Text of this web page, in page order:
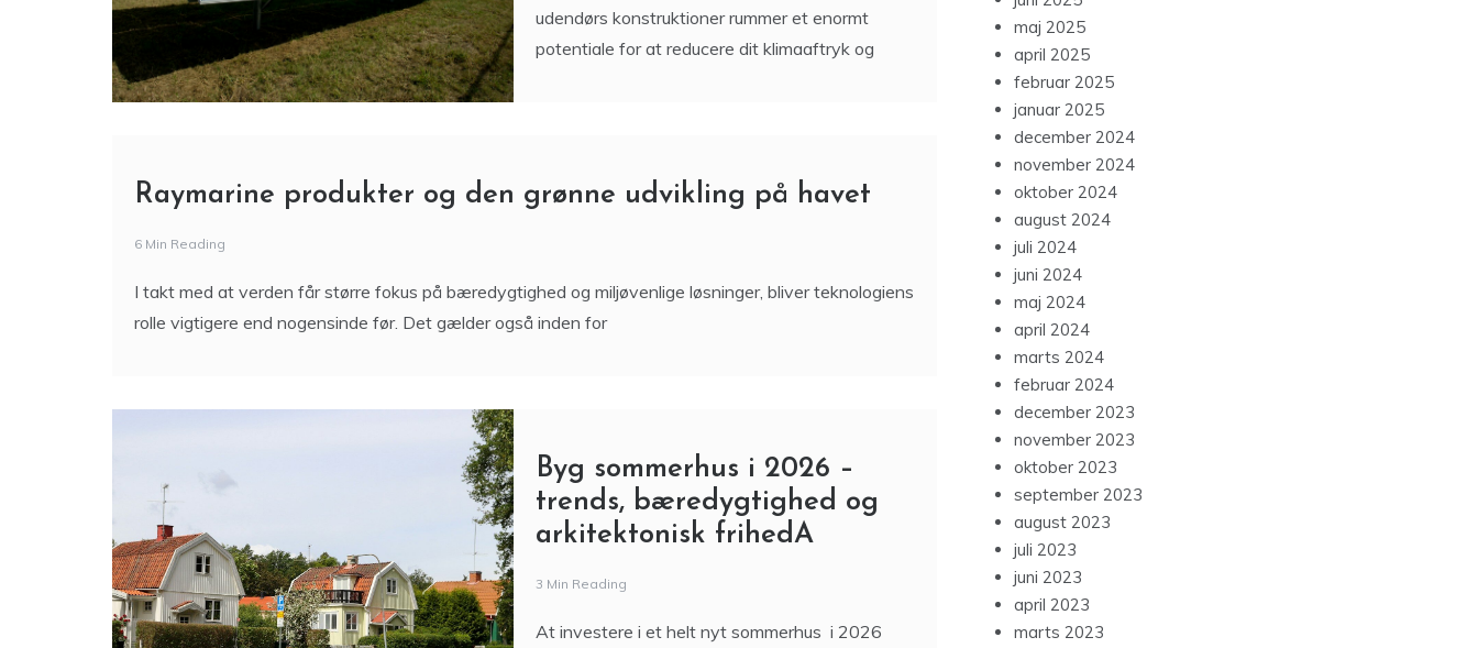
udendørs konstruktioner rummer et enormt
potentiale for at reducere dit klimaaftryk og
Raymarine produkter og den grønne udvikling på havet
6 Min Reading
I takt med at verden får større fokus på bæredygtighed og miljøvenlige løsninger, bliver teknologiens
rolle vigtigere end nogensinde før. Det gælder også inden for
Byg sommerhus i 2026 –
trends, bæredygtighed og
arkitektonisk frihedA
3 Min Reading
At investere i et helt nyt sommerhus i 2026
maj 2025
april 2025
februar 2025
januar 2025
december 2024
november 2024
oktober 2024
august 2024
juli 2024
juni 2024
maj 2024
april 2024
marts 2024
februar 2024
december 2023
november 2023
oktober 2023
september 2023
august 2023
juli 2023
juni 2023
april 2023
marts 2023